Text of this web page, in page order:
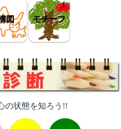
図 モチーフ
の状態を知ろう!!